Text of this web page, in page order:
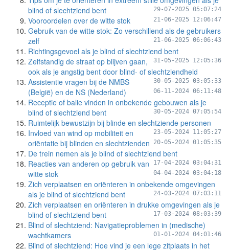
blind of slechtziend bent
29-07-2025 05:07:24
Vooroordelen over de witte stok 21-06-2025 12:06:47
Gebruik van de witte stok: Zo verschillend als de gebruikers
zelf
21-06-2025 06:06:43
Richtingsgevoel als je blind of slechtziend bent
31-05-2025 12:05:36
Zelfstandig de straat op blijven gaan,
ook als je angstig bent door blind- of slechtziendheid
30-05-2025 03:05:33
Assistentie vragen bij de NMBS
(België) en de NS (Nederland)
06-11-2024 06:11:48
Receptie of balie vinden in onbekende gebouwen als je
blind of slechtziend bent
30-05-2024 07:05:54
Ruimtelijk bewustzijn bij blinde en slechtziende personen
23-05-2024 11:05:27
Invloed van wind op mobiliteit en
oriëntatie bij blinden en slechtzienden
20-05-2024 01:05:35
De trein nemen als je blind of slechtziend bent
17-04-2024 03:04:31
Reacties van anderen op gebruik van
witte stok
04-04-2024 03:04:18
Zich verplaatsen en oriënteren in onbekende omgevingen
als je blind of slechtziend bent
24-03-2024 07:03:11
Zich verplaatsen en oriënteren in drukke omgevingen als je
blind of slechtziend bent
17-03-2024 08:03:39
Blind of slechtziend: Navigatieproblemen in (medische)
wachtkamers
01-01-2024 04:01:46
Blind of slechtziend: Hoe vind je een lege zitplaats in het